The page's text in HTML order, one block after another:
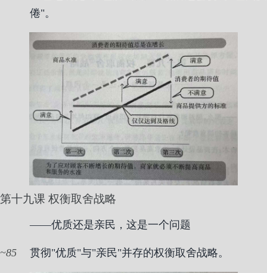
倦"。
第十九课 权衡取舍战略
——优质还是亲民，这是一个问题
85 贯彻"优质"与"亲民"并存的权衡取舍战略。